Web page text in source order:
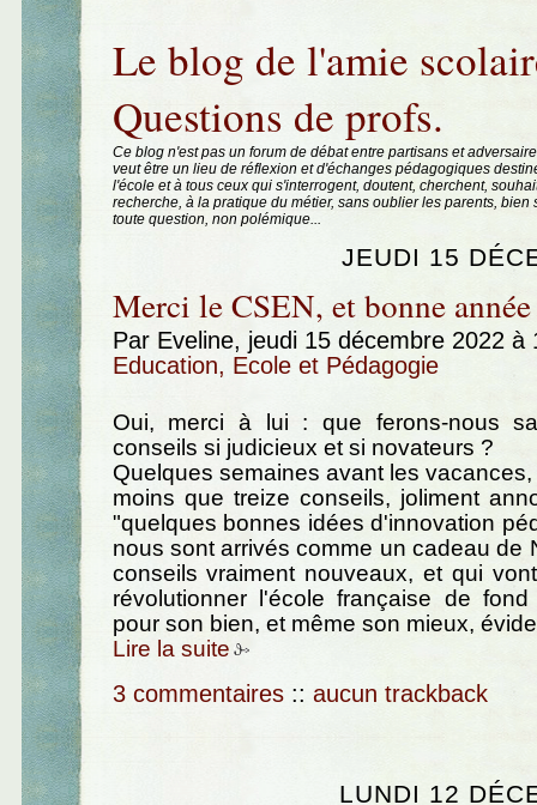
Le blog de l'amie
Questions de profs.
Ce blog n'est pas un forum de débat entre partisans et
veut être un lieu de réflexion et d'échanges pédagogiques
l'école et à tous ceux qui s'interrogent, doutent, cherchent,
recherche, à la pratique du métier, sans oublier les parents, bien
toute question, non polémique...
JEUDI 15
Merci le CSEN, et bonne
Par Eveline, jeudi 15 décembre 2022
Education, Ecole et Pédagogie
Oui, merci à lui : que ferons-nous
conseils si judicieux et si novateurs ?
Quelques semaines avant les
moins que treize conseils, joliment
"quelques bonnes idées d'innovation
nous sont arrivés comme un cadeau de
conseils vraiment nouveaux, et qui
révolutionner l'école française de
pour son bien, et même son mieux,
Lire la suite
3 commentaires :: aucun trackback
LUNDI 12